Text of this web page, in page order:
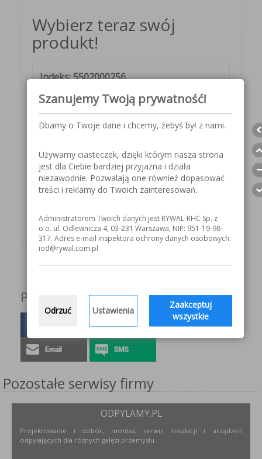
Wybierz teraz swój
produkt!
Indeks: 5502000256
KUP TERAZ
KUP TERAZ
Indeks: 5502000258
KUP TERAZ
Podziel się z innymi!
Pozostałe serwisy firmy
ODPYLAMY.PL
Projektowanie i dobór, montaż, serwis instalacji i urządzeń
odpylających dla różnych gałęzi przemysłu.
Szanujemy Twoją prywatność!
Dbamy o Twoje dane i chcemy, żebyś był z nami.
Używamy ciasteczek, dzięki którym nasza strona
jest dla Ciebie bardziej przyjazna i działa
niezawodnie. Pozwalają one również dopasować
treści i reklamy do Twoich zainteresowań.
Administratorem Twoich danych jest RYWAL-RHC Sp. z
o.o. ul. Odlewnicza 4, 03-231 Warszawa, NIP: 951-19-98-
317. Adres e-mail inspektora ochrony danych osobowych:
iod@rywal.com.pl
Odrzuć Ustawienia
Zaakceptuj
wszystkie